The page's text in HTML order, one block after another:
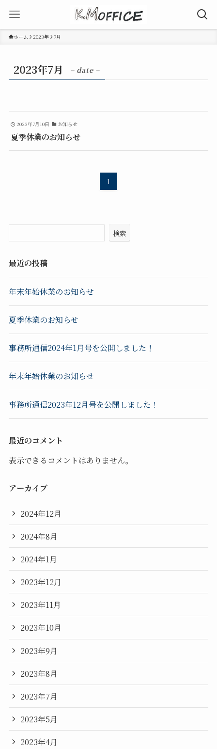
ホーム 2023年 7月
2023年7月 – date –
2023年7月10日 お知らせ
夏季休業のお知らせ
1
検索
最近の投稿
年末年始休業のお知らせ
夏季休業のお知らせ
事務所通信2024年1月号を公開しました！
年末年始休業のお知らせ
事務所通信2023年12月号を公開しました！
最近のコメント
表示できるコメントはありません。
アーカイブ
2024年12月
2024年8月
2024年1月
2023年12月
2023年11月
2023年10月
2023年9月
2023年8月
2023年7月
2023年5月
2023年4月